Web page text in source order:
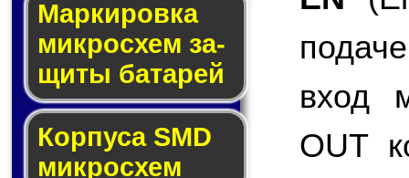
Мар­ки­ров­ка
мик­ро­схем за­
щи­ты ба­та­рей
Корпуса SMD
мик­ро­схем
вход
OUT